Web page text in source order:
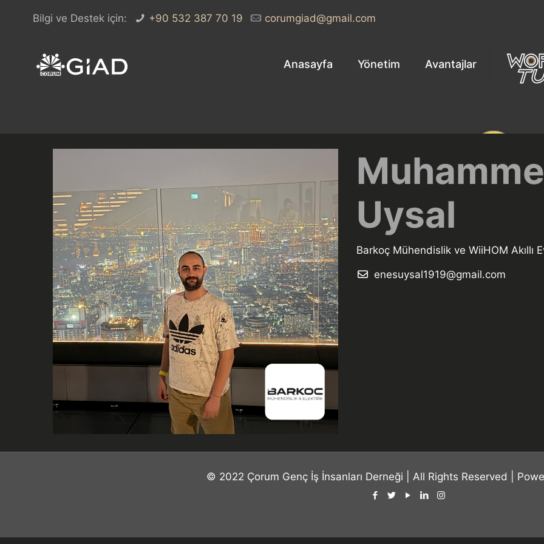
Bilgi ve Destek için: +90 532 387 70 19 corumgiad@gmail.com
Anasayfa Yönetim Avantajlar
Uysal
Barkoç Mühendislik ve WiiHOM Akıllı
enesuysal1919@gmail.com
© 2022 Çorum Genç İş İnsanları Derneği | All Rights Reserved |